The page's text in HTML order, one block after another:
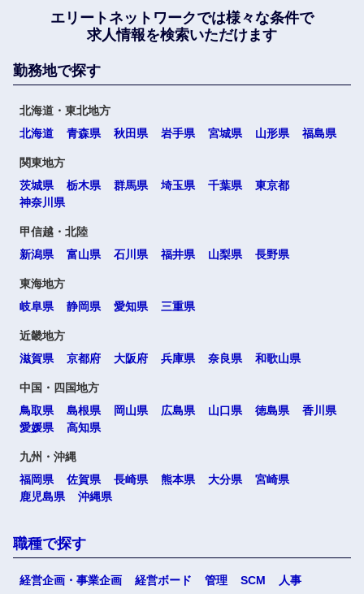
エリートネットワークでは様々な条件で
求人情報を検索いただけます
勤務地で探す
北海道・東北地方
北海道
青森県 秋田県 岩手県 宮城県 山形県 福島県
関東地方
茨城県
栃木県 群馬県 埼玉県 千葉県
東京都
神奈川県
甲信越・北陸
新潟県
富山県 石川県 福井県 山梨県 長野県
東海地方
岐阜県
静岡県 愛知県 三重県
近畿地方
滋賀県
京都府 大阪府 兵庫県 奈良県 和歌山県
中国・四国地方
鳥取県
島根県 岡山県 広島県 山口県 徳島県
香川県
愛媛県
高知県
九州・沖縄
福岡県
佐賀県 長崎県 熊本県 大分県
宮崎県
鹿児島県
沖縄県
職種で探す
経営企画・事業企画 経営ボード 管理 SCM
人事